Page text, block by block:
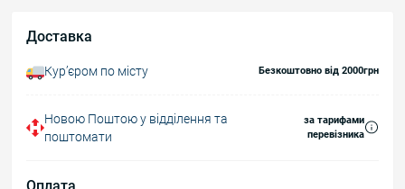
Доставка
Курʼєром по місту Безкоштовно від 2000грн
Новою Поштою у відділення та
поштомати
за тарифами
перевізника
Оплата